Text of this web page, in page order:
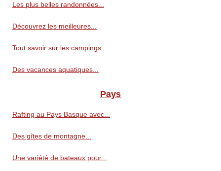
Les plus belles randonnées...
Découvrez les meilleures...
Tout savoir sur les campings...
Des vacances aquatiques...
Pays
Rafting au Pays Basque avec...
Des gîtes de montagne...
Une variété de bateaux pour...